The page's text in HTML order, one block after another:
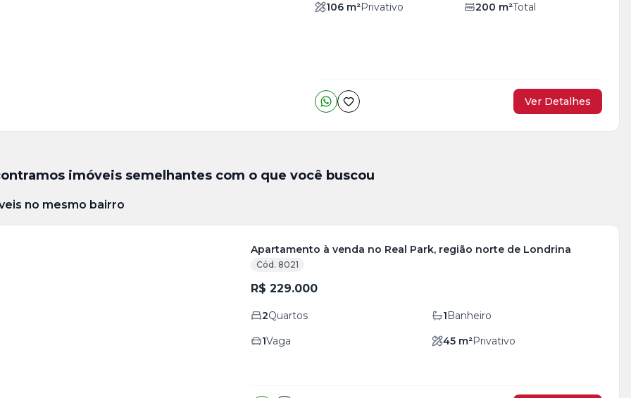
106m²Privativo 200 m²Total
Ver Detalhes
imóveis semelhantes com o que você buscou
no mesmo bairro
Apartamento à venda no Real Park, região norte de Londrina
Cód. 8021
R$ 229.000
2Quartos 1Banheiro
1Vaga 45 m²Privativo